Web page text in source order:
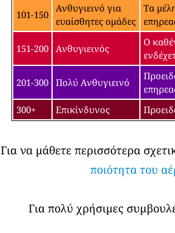
101-150
Ανθυγιεινό για
ευαίσθητες ομάδες
Τα
151-200 Ανθυγιεινός
Ο
201-300 Πολύ Ανθυγιεινό
300+
Επικίνδυνος
Για να μάθετε περισσότερα
ποιότητα του
Για πολύ χρήσιμες